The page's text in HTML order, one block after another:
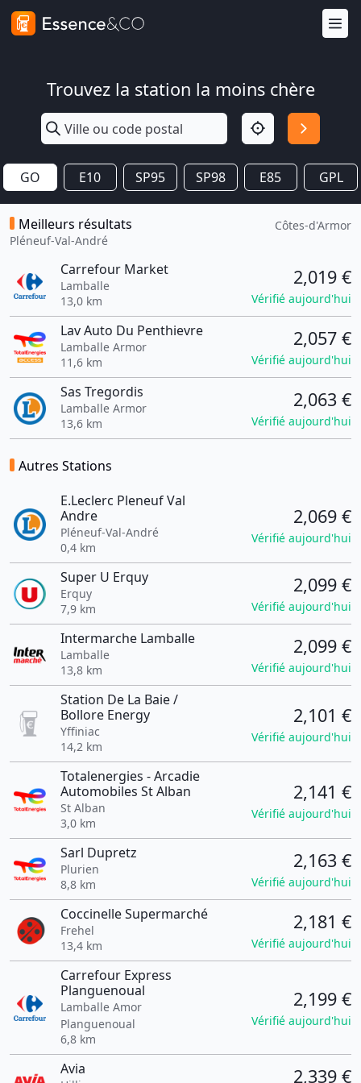
Trouvez la station la moins chère
GO E10 SP95 SP98 E85 GPL
Meilleurs résultats
Pléneuf-Val-André
Côtes-d'Armor
Carrefour Market
Lamballe
13,0 km
2,019 €
Vérifié aujourd'hui
Lav Auto Du Penthievre
Lamballe Armor
11,6 km
2,057 €
Vérifié aujourd'hui
Sas Tregordis
Lamballe Armor
13,6 km
2,063 €
Vérifié aujourd'hui
Autres Stations
E.Leclerc Pleneuf Val
Andre
Pléneuf-Val-André
0,4 km
2,069 €
Vérifié aujourd'hui
Super U Erquy
Erquy
7,9 km
2,099 €
Vérifié aujourd'hui
Intermarche Lamballe
Lamballe
13,8 km
2,099 €
Vérifié aujourd'hui
Station De La Baie /
Bollore Energy
Yffiniac
14,2 km
2,101 €
Vérifié aujourd'hui
Totalenergies - Arcadie
Automobiles St Alban
St Alban
3,0 km
2,141 €
Vérifié aujourd'hui
Sarl Dupretz
Plurien
8,8 km
2,163 €
Vérifié aujourd'hui
Coccinelle Supermarché
Frehel
13,4 km
2,181 €
Vérifié aujourd'hui
Carrefour Express
Planguenoual
Lamballe Amor
Planguenoual
6,8 km
2,199 €
Vérifié aujourd'hui
Avia 2,339 €